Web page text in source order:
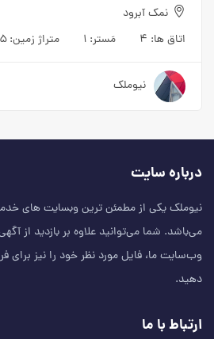
نمک آبرود
اتاق ها: ۴ مَستر: ۱ متراژ زمین:
نیوملک
درباره سایت
نیوملک یکی از مطمئن‌ ترین وبسایت های
می‌باشد. شما می‌توانید علاوه بر بازدید از
وب‌سایت ما، فایل مورد نظر خود را نیز برای
دهید.
ارتباط با ما